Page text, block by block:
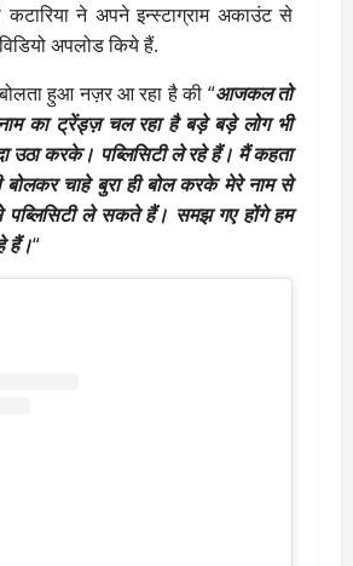
कटारिया ने अपने इन्स्टाग्राम अकाउंट से
अपलोड किये हैं.
बोलता हुआ नज़र आ रहा है की “आजकल तो
नाम का ट्रेंड्ज़ चल रहा है बड़े बड़े लोग भी
उठा करके। पब्लिसिटी ले रहे हैं। मैं कहता
बोलकर चाहे बुरा ही बोल करके मेरे नाम से
ले सकते हैं। समझ गए होंगे हम
हैं।“